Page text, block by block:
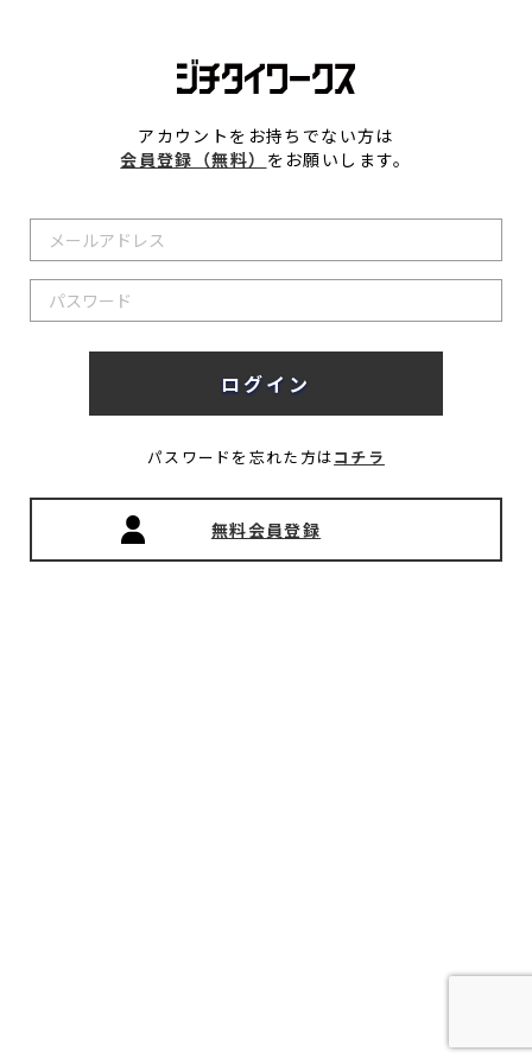
アカウントをお持ちでない方は
会員登録（無料） をお願いします。
パスワードを忘れた方はコチラ
無料会員登録